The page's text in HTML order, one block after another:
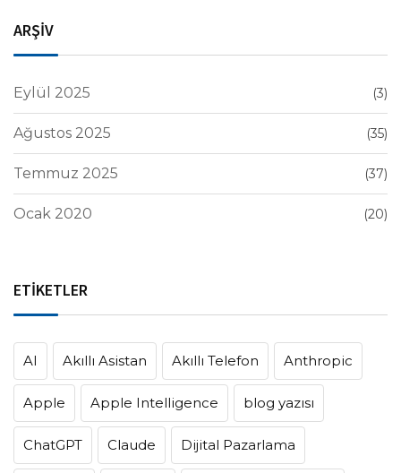
ARŞİV
Eylül 2025 (3)
Ağustos 2025 (35)
Temmuz 2025 (37)
Ocak 2020 (20)
ETİKETLER
AI Akıllı Asistan Akıllı Telefon Anthropic
Apple Apple Intelligence blog yazısı
ChatGPT Claude Dijital Pazarlama